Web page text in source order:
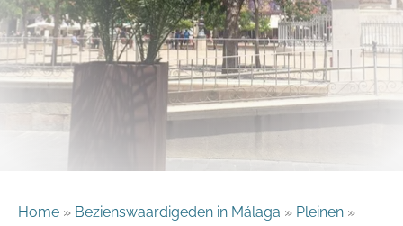
Home » Bezienswaardigeden in Málaga » Pleinen »